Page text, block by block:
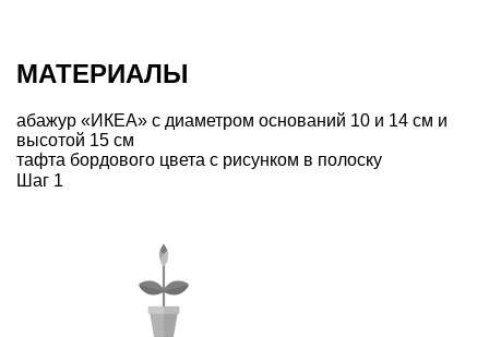
МАТЕРИАЛЫ
абажур «ИКЕА» с диаметром оснований 10 и 14 см и
высотой 15 см
тафта бордового цвета с рисунком в полоску
Шаг 1